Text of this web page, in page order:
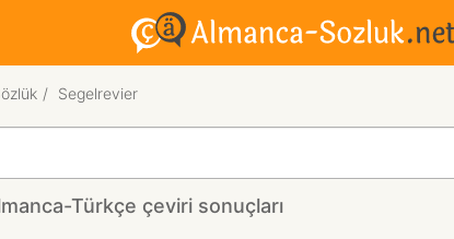
Segelrevier
Türkçe çeviri sonuçları